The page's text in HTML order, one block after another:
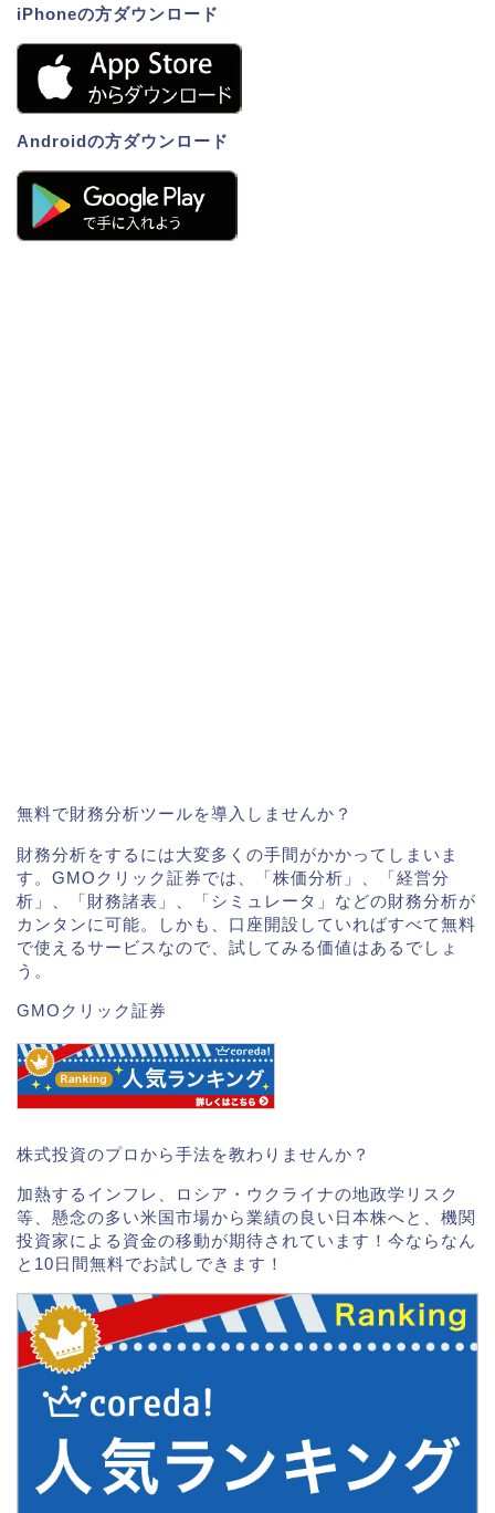
iPhoneの方ダウンロード
Androidの方ダウンロード
無料で財務分析ツールを導入しませんか？
財務分析をするには大変多くの手間がかかってしまいま
す。GMOクリック証券では、「株価分析」、「経営分
析」、「財務諸表」、「シミュレータ」などの財務分析が
カンタンに可能。しかも、口座開設していればすべて無料
で使えるサービスなので、試してみる価値はあるでしょ
う。
GMOクリック証券
株式投資のプロから手法を教わりませんか？
加熱するインフレ、ロシア・ウクライナの地政学リスク
等、懸念の多い米国市場から業績の良い日本株へと、機関
投資家による資金の移動が期待されています！今ならなん
と10日間無料でお試しできます！